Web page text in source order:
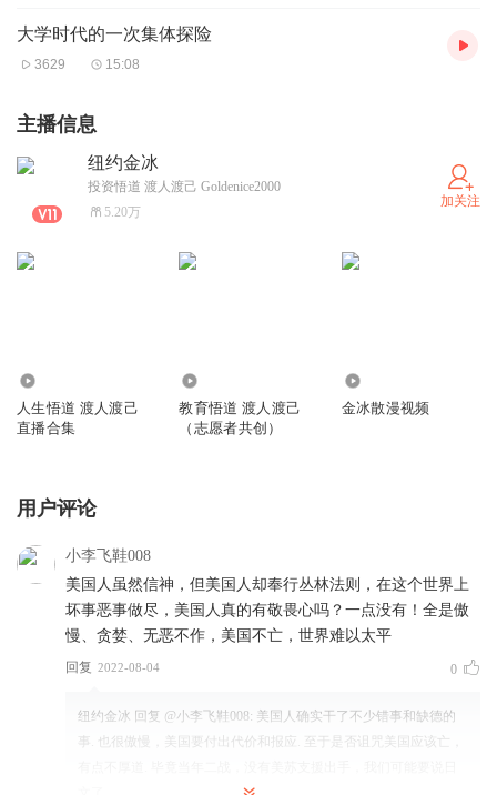
大学时代的一次集体探险
3629 15:08
主播信息
纽约金冰
投资悟道 渡人渡己 Goldenice2000
5.20万
加关注
人生悟道 渡人渡己
直播合集
教育悟道 渡人渡己
（志愿者共创）
金冰散漫视频
用户评论
小李飞鞋008
美国人虽然信神，但美国人却奉行丛林法则，在这个世界上
坏事恶事做尽，美国人真的有敬畏心吗？一点没有！全是傲
慢、贪婪、无恶不作，美国不亡，世界难以太平
回复 2022-08-04 0
纽约金冰 回复 @小李飞鞋008: 美国人确实干了不少错事和缺德的
事. 也很傲慢，美国要付出代价和报应. 至于是否诅咒美国应该亡，